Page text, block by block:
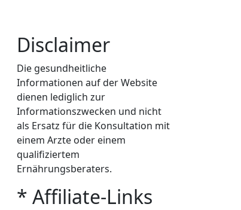
Disclaimer
Die gesundheitliche
Informationen auf der Website
dienen lediglich zur
Informationszwecken und nicht
als Ersatz für die Konsultation mit
einem Arzte oder einem
qualifiziertem
Ernährungsberaters.
* Affiliate-Links